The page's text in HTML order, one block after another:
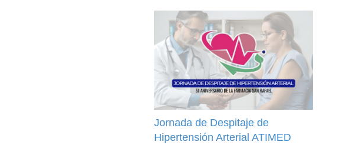
Jornada de Despitaje de
Hipertensión Arterial ATIMED